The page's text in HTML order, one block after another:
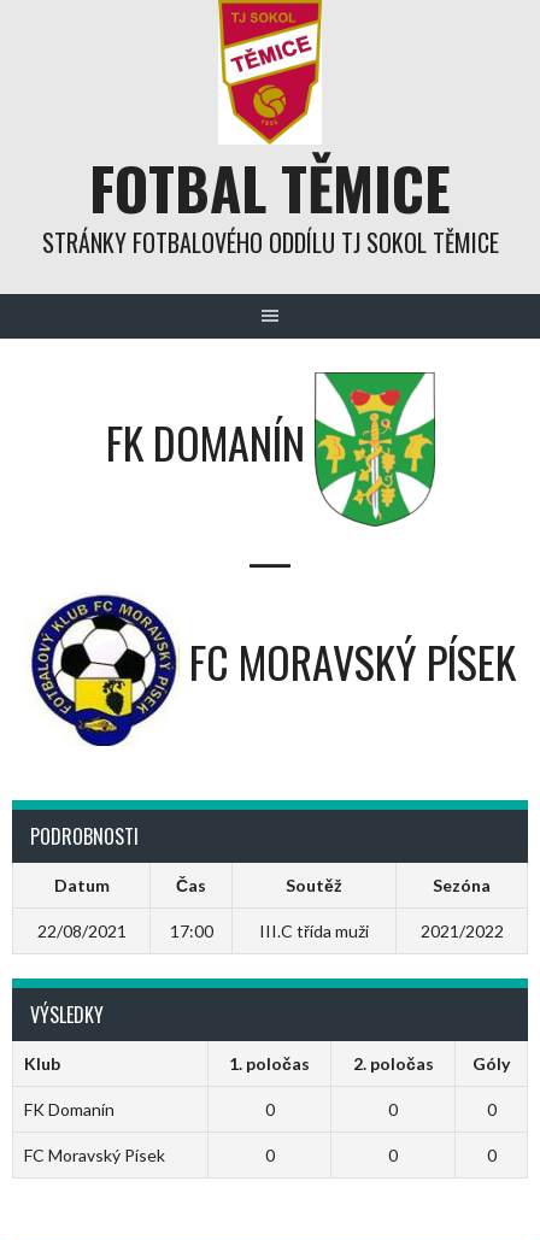
FOTBAL TĚMICE
STRÁNKY FOTBALOVÉHO ODDÍLU TJ SOKOL TĚMICE
FK DOMANÍN
—
FC MORAVSKÝ PÍSEK
PODROBNOSTI
Datum Čas Soutěž Sezóna
22/08/2021 17:00 III.C třída muži 2021/2022
VÝSLEDKY
Klub 1. poločas 2. poločas Góly
FK Domanín 0 0 0
FC Moravský Písek 0 0 0